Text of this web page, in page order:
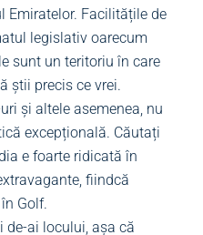
Emiratelor. Facilitățile de
legislativ oarecum
sunt un teritoriu în care
știi precis ce vrei.
și altele asemenea, nu
excepțională. Căutați
e foarte ridicată în
fiindcă
Golf.
de-ai locului, așa că